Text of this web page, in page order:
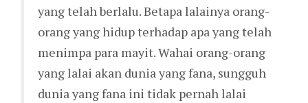
yang telah berlalu. Betapa lalainya orang-
orang yang hidup terhadap apa yang telah
menimpa para mayit. Wahai orang-orang
yang lalai akan dunia yang fana, sungguh
dunia yang fana ini tidak pernah lalai